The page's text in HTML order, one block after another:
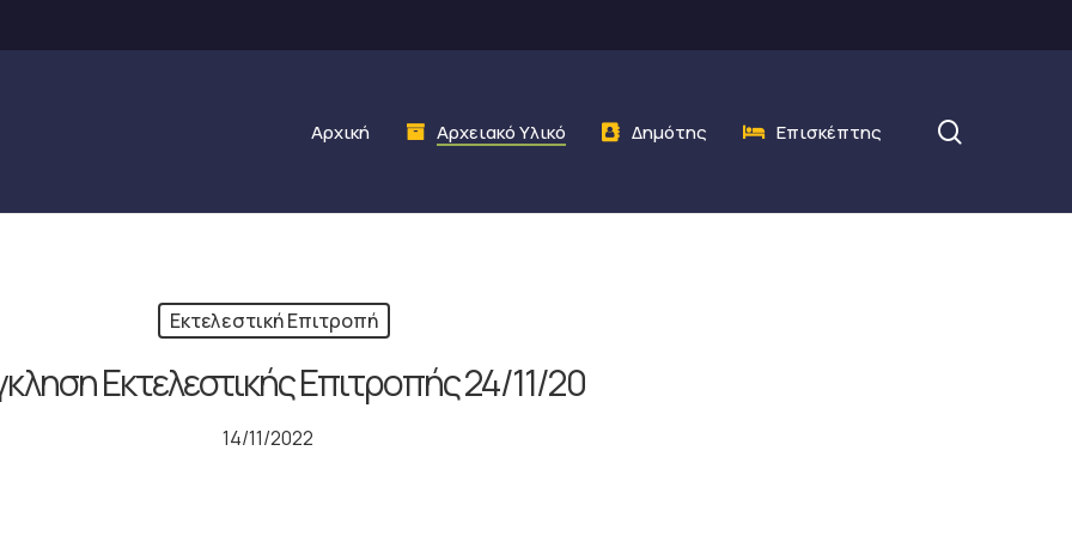
Αρχική Αρχειακό Υλικό Δημότης Επισκέπτης
Εκτελεστική Επιτροπή
Εκτελεστικής Επιτροπής 24/11/20
14/11/2022